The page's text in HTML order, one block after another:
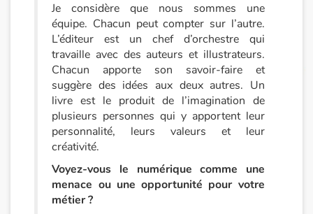
Apprendre les langues
Dyslexie, troubles de la lecture
Nos listes de lecture
Les plus lus
Coups de coeur
Je considère que nous sommes une
équipe. Chacun peut compter sur l’autre.
L’éditeur est un chef d’orchestre qui
travaille avec des auteurs et illustrateurs.
Chacun apporte son savoir-faire et
suggère des idées aux deux autres. Un
livre est le produit de l’imagination de
plusieurs personnes qui y apportent leur
personnalité, leurs valeurs et leur
créativité.
Voyez-vous le numérique comme une
menace ou une opportunité pour votre
métier ?